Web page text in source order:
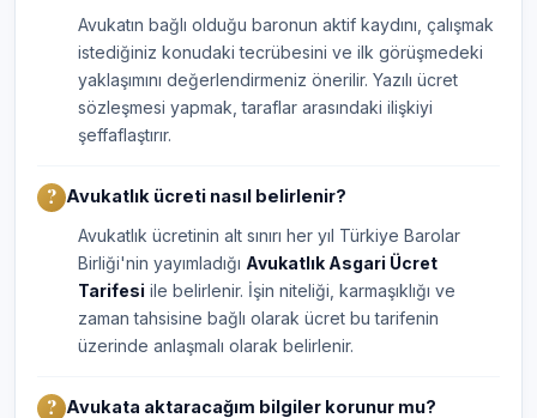
Avukatın bağlı olduğu baronun aktif kaydını, çalışmak
istediğiniz konudaki tecrübesini ve ilk görüşmedeki
yaklaşımını değerlendirmeniz önerilir. Yazılı ücret
sözleşmesi yapmak, taraflar arasındaki ilişkiyi
şeffaflaştırır.
Avukatlık ücreti nasıl belirlenir?
Avukatlık ücretinin alt sınırı her yıl Türkiye Barolar
Birliği'nin yayımladığı Avukatlık Asgari Ücret
Tarifesi ile belirlenir. İşin niteliği, karmaşıklığı ve
zaman tahsisine bağlı olarak ücret bu tarifenin
üzerinde anlaşmalı olarak belirlenir.
Avukata aktaracağım bilgiler korunur mu?